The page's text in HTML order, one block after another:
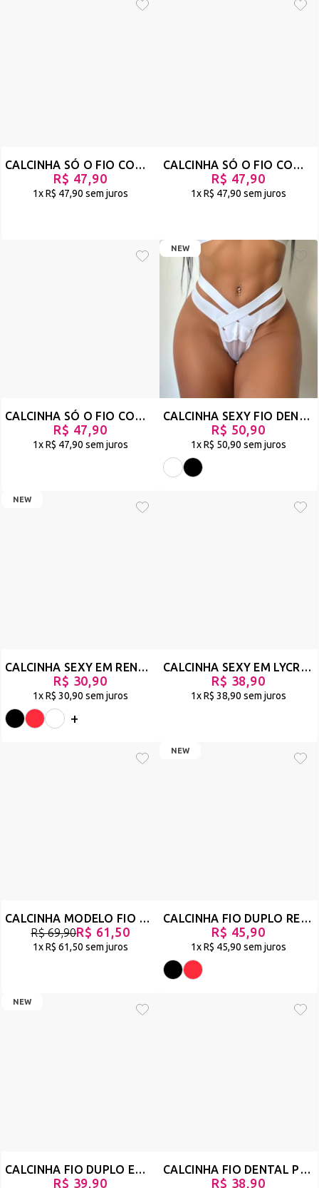
CALCINHA SÓ O FIO COM STRAPPY NA CINTURA - SE VIRA - VERMELHO - REF 945
R$ 47,90
1xR$ 47,90 sem juros
CALCINHA SÓ O FIO COM STRAPPY NA CINTURA - SE VIRA - PRETO - REF 944
R$ 47,90
1xR$ 47,90 sem juros
CALCINHA SÓ O FIO COM STRAPPY NA CINTURA - SE VIRA - BRANCO - REF 943
R$ 47,90
1xR$ 47,90 sem juros
NEW
CALCINHA SEXY FIO DENTAL EM TULE E STRAPPY - GARROTE
R$ 50,90
1xR$ 50,90 sem juros
NEW
CALCINHA SEXY EM RENDA COM STRAPPY DE LUXO - ACESSÍVEL
R$ 30,90
1xR$ 30,90 sem juros
+
CALCINHA SEXY EM LYCRA COM REGULAGEM - PERDOA-ME - PRETO - REF 2022
R$ 38,90
1xR$ 38,90 sem juros
CALCINHA MODELO FIO DENTAL EM ANIMAL PRINT COM STRAPPY - PARALELA - ONÇA 2 - REF 305
R$ 69,90R$ 61,50
1xR$ 61,50 sem juros
NEW
CALCINHA FIO DUPLO REGULÁVEL EM GUIPIR E STRAPPY - XILINDRÓ
R$ 45,90
1xR$ 45,90 sem juros
NEW
CALCINHA FIO DUPLO EM LYCRA E TULE COM STRAPPY - FRÁGILE - PRETO - REF 2909
R$ 39,90
CALCINHA FIO DENTAL PLUS SIZE EM TULE E STRAPPY - SIMPLESMENTE - POÁ - REF 992
R$ 38,90
Gostou? Cadastre-se e garanta as peças mais